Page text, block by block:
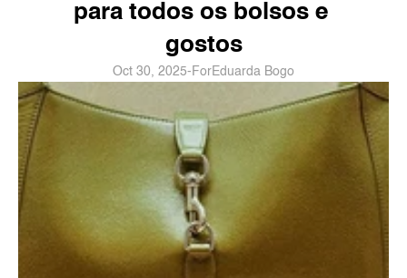
para todos os bolsos e
gostos
Oct 30, 2025- ForEduarda Bogo